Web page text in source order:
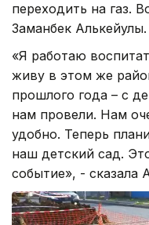
переходить на газ.
Заманбек Алькейулы.
«Я работаю
живу в этом же
прошлого года – с
нам провели. Нам
удобно. Теперь
наш детский сад.
событие», - сказала